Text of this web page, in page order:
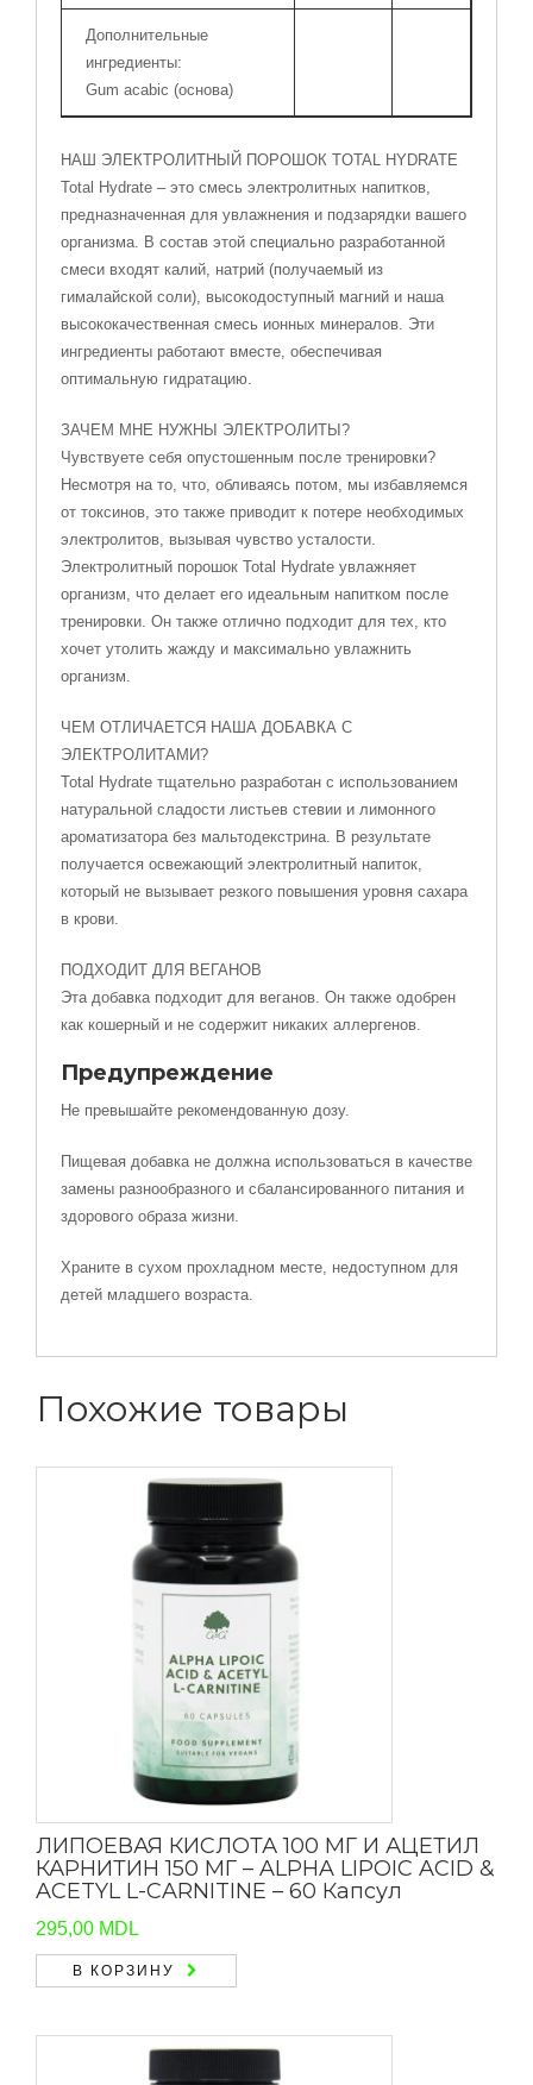
Дополнительные
ингредиенты:
Gum acabic (основа)
НАШ ЭЛЕКТРОЛИТНЫЙ ПОРОШОК TOTAL HYDRATE
Total Hydrate – это смесь электролитных напитков,
предназначенная для увлажнения и подзарядки вашего
организма. В состав этой специально разработанной
смеси входят калий, натрий (получаемый из
гималайской соли), высокодоступный магний и наша
высококачественная смесь ионных минералов. Эти
ингредиенты работают вместе, обеспечивая
оптимальную гидратацию.
ЗАЧЕМ МНЕ НУЖНЫ ЭЛЕКТРОЛИТЫ?
Чувствуете себя опустошенным после тренировки?
Несмотря на то, что, обливаясь потом, мы избавляемся
от токсинов, это также приводит к потере необходимых
электролитов, вызывая чувство усталости.
Электролитный порошок Total Hydrate увлажняет
организм, что делает его идеальным напитком после
тренировки. Он также отлично подходит для тех, кто
хочет утолить жажду и максимально увлажнить
организм.
ЧЕМ ОТЛИЧАЕТСЯ НАША ДОБАВКА С
ЭЛЕКТРОЛИТАМИ?
Total Hydrate тщательно разработан с использованием
натуральной сладости листьев стевии и лимонного
ароматизатора без мальтодекстрина. В результате
получается освежающий электролитный напиток,
который не вызывает резкого повышения уровня сахара
в крови.
ПОДХОДИТ ДЛЯ ВЕГАНОВ
Эта добавка подходит для веганов. Он также одобрен
как кошерный и не содержит никаких аллергенов.
Предупреждение
Не превышайте рекомендованную дозу.
Пищевая добавка не должна использоваться в качестве
замены разнообразного и сбалансированного питания и
здорового образа жизни.
Храните в сухом прохладном месте, недоступном для
детей младшего возраста.
Похожие товары
ЛИПОЕВАЯ КИСЛОТА 100 МГ И АЦЕТИЛ
КАРНИТИН 150 МГ – ALPHA LIPOIC ACID &
ACETYL L-CARNITINE – 60 Капсул
295,00 MDL
В КОРЗИНУ